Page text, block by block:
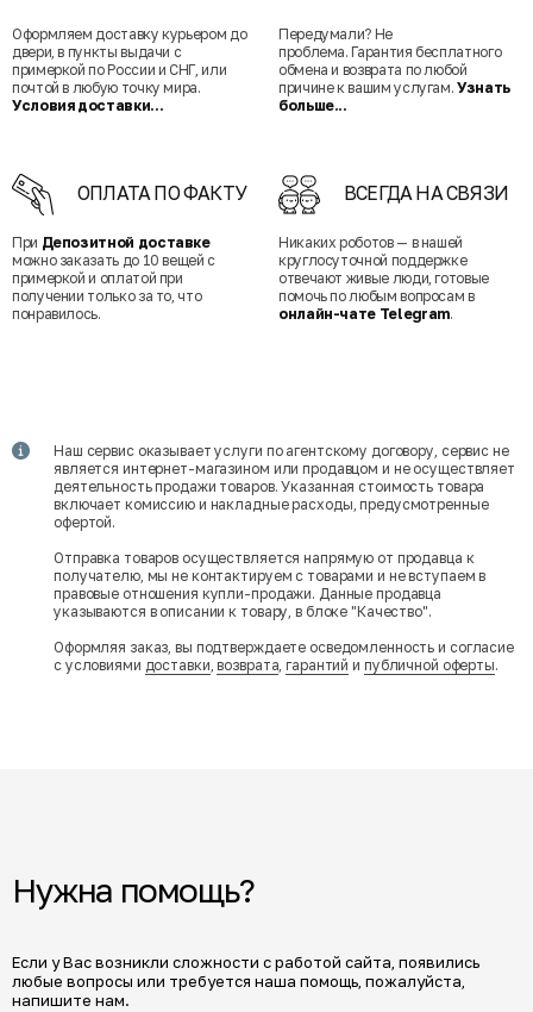
Оформляем доставку курьером до
двери, в пункты выдачи с
примеркой по России и СНГ, или
почтой в любую точку мира.
Условия доставки...
Передумали? Не
проблема. Гарантия бесплатного
обмена и возврата по любой
причине к вашим услугам. Узнать
больше...
ОПЛАТА ПО ФАКТУ
При Депозитной доставке
можно заказать до 10 вещей с
примеркой и оплатой при
получении только за то, что
понравилось.
ВСЕГДА НА СВЯЗИ
Никаких роботов — в нашей
круглосуточной поддержке
отвечают живые люди, готовые
помочь по любым вопросам в
онлайн-чате Telegram.
Наш сервис оказывает услуги по агентскому договору, сервис не
является интернет-магазином или продавцом и не осуществляет
деятельность продажи товаров. Указанная стоимость товара
включает комиссию и накладные расходы, предусмотренные
офертой.
Отправка товаров осуществляется напрямую от продавца к
получателю, мы не контактируем с товарами и не вступаем в
правовые отношения купли-продажи. Данные продавца
указываются в описании к товару, в блоке "Качество".
Оформляя заказ, вы подтверждаете осведомленность и согласие
с условиями доставки,возврата,гарантий и публичной оферты.
Нужна помощь?
Если у Вас возникли сложности с работой сайта, появились
любые вопросы или требуется наша помощь, пожалуйста,
напишите нам.